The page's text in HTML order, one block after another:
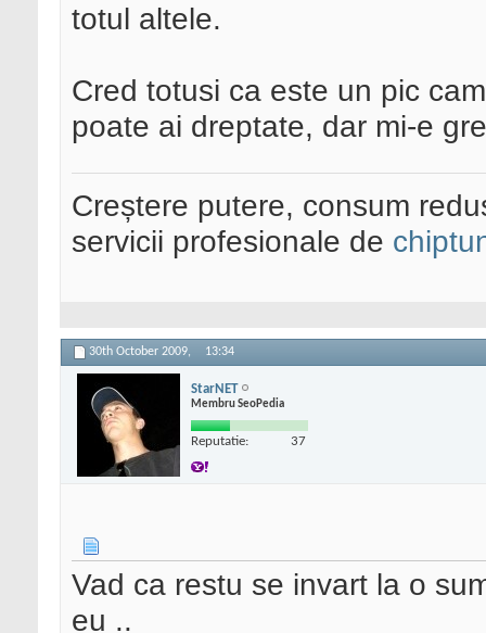
totul altele.
Cred totusi ca este un pic
poate ai dreptate, dar mi-e
Creștere putere, consum
servicii profesionale de
30th October 2009, 13:34
StarNET
Membru SeoPedia
Reputatie: 37
Vad ca restu se invart la o
eu ..